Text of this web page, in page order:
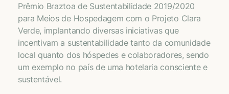
Prêmio Braztoa de Sustentabilidade 2019/2020
para Meios de Hospedagem com o Projeto Clara
Verde, implantando diversas iniciativas que
incentivam a sustentabilidade tanto da comunidade
local quanto dos hóspedes e colaboradores, sendo
um exemplo no país de uma hotelaria consciente e
sustentável.